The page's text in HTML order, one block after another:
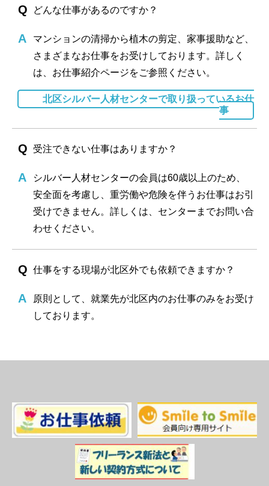
どんな仕事があるのですか？
マンションの清掃から植木の剪定、家事援助など、
さまざまなお仕事をお受けしております。詳しく
は、お仕事紹介ページをご参照ください。
北区シルバー人材センターで取り扱っているお仕
事
受注できない仕事はありますか？
シルバー人材センターの会員は60歳以上のため、
安全面を考慮し、重労働や危険を伴うお仕事はお引
受けできません。詳しくは、センターまでお問い合
わせください。
仕事をする現場が北区外でも依頼できますか？
原則として、就業先が北区内のお仕事のみをお受け
しております。